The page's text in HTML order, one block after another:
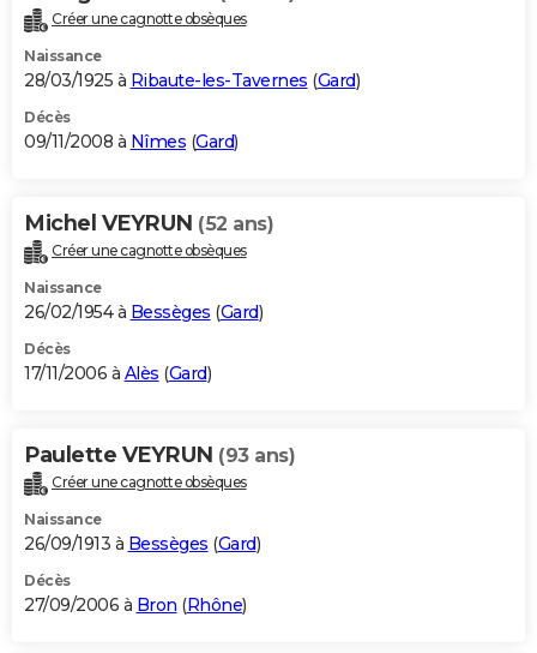
Créer une cagnotte obsèques
Naissance
28/03/1925 à Ribaute-les-Tavernes (Gard)
Décès
09/11/2008 à Nîmes (Gard)
Michel VEYRUN (52 ans)
Créer une cagnotte obsèques
Naissance
26/02/1954 à Bessèges (Gard)
Décès
17/11/2006 à Alès (Gard)
Paulette VEYRUN (93 ans)
Créer une cagnotte obsèques
Naissance
26/09/1913 à Bessèges (Gard)
Décès
27/09/2006 à Bron (Rhône)